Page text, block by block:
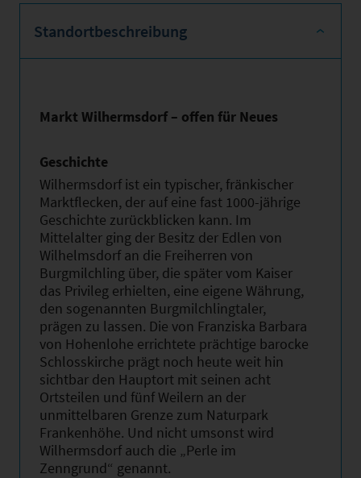
Standortbeschreibung
Markt Wilhermsdorf – offen für Neues
Geschichte
Wilhermsdorf ist ein typischer, fränkischer
Marktflecken, der auf eine fast 1000-jährige
Geschichte zurückblicken kann. Im
Mittelalter ging der Besitz der Edlen von
Wilhelmsdorfan die Freiherren von
Burgmilchling über, die später vom Kaiser
das Privileg erhielten, eine eigene Währung,
den sogenannten Burgmilchlingtaler,
prägen zu lassen. Die von Franziska Barbara
von Hohenlohe errichtete prächtige barocke
Schlosskirche prägt noch heute weit hin
sichtbar den Hauptort mit seinen acht
Ortsteilen und fünf Weilern an der
unmittelbaren Grenze zum Naturpark
Frankenhöhe. Und nicht umsonst wird
Wilhermsdorf auch die „Perle im
Zenngrund“ genannt.